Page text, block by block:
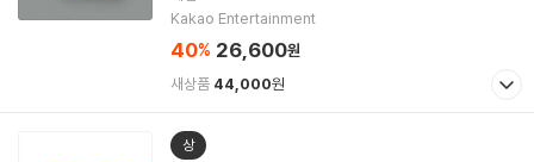
Kakao Entertainment
40% 26,600원
새상품 44,000원
상